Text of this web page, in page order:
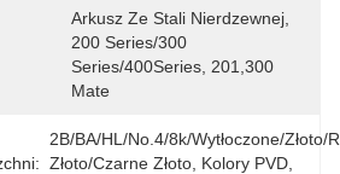
Arkusz Ze Stali Nierdzewnej,
200 Series/300
Series/400Series, 201,300
Mate
2B/BA/HL/No.4/8k/wytłoczone/złoto/
Złoto/czarne Złoto, Kolory PVD,